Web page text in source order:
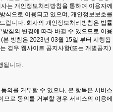
는 개인정보처리방침을 통하여 이용자께
식으로 이용되고 있으며, 개인정보보호를
립니다. 회사의 개인정보처리방침은 법률
침의 변경에 따라 바뀔 수 있으므로 이용
방침은 2023년 03월 15일 부터 시행됩
경우 웹사이트 공지사항(또는 개별공지)
됩니다.
의를 거부할 수 있으나, 본 항목은 서비스
로 동의를 거부할 경우 서비스의 이용에